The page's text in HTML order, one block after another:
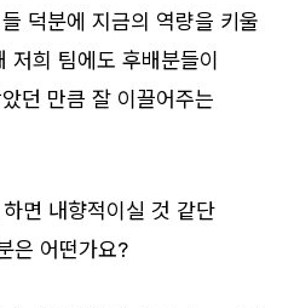
덕분에 지금의 역량을 키울
희 팀에도 후배분들이
던 만큼 잘 이끌어주는
면 내향적이실 것 같단
은 어떤가요?